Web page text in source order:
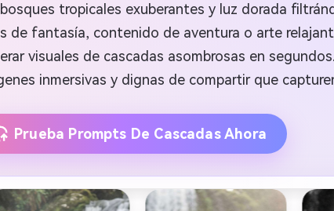
tropicales exuberantes y luz dorada
de fantasía, contenido de aventura o arte
visuales de cascadas asombrosas en
inmersivas y dignas de compartir que
Prueba Prompts De Cascadas Ahora